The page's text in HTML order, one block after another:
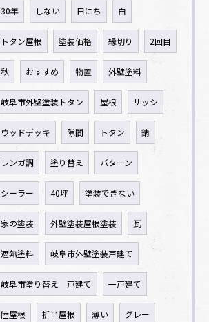
30年 しない 日にち 白
トタン屋根 塗装価格 縁切り 2回目
秋 おすすめ 物置 外壁塗料
岐阜市外壁塗装トタン 屋根 サッシ
ウッドデッキ 隙間 トタン 錆
レンガ調 塗り替え パターン
シーラー 40坪 塗装できない
家の塗装 外壁塗装屋根塗装 瓦
遮熱塗料 岐阜市外壁塗装戸建て
岐阜市塗り替え 戸建て 一戸建て
陸屋根 折半屋根 薄い グレー